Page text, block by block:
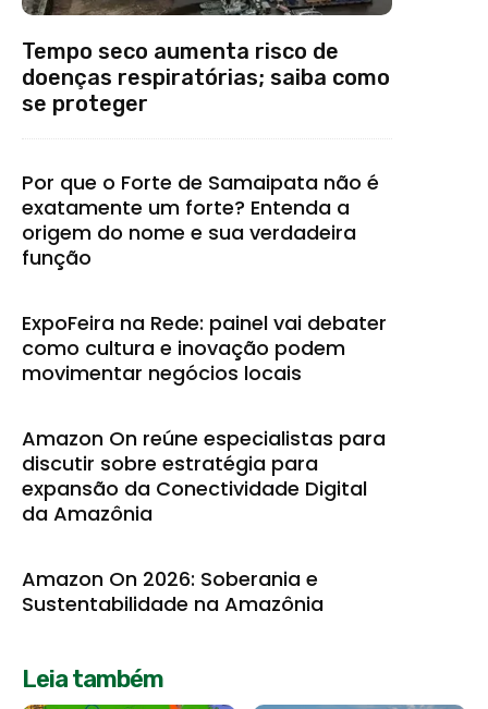
Tempo seco aumenta risco de
doenças respiratórias; saiba como
se proteger
Por que o Forte de Samaipata não é
exatamente um forte? Entenda a
origem do nome e sua verdadeira
função
ExpoFeira na Rede: painel vai debater
como cultura e inovação podem
movimentar negócios locais
Amazon On reúne especialistas para
discutir sobre estratégia para
expansão da Conectividade Digital
da Amazônia
Amazon On 2026: Soberania e
Sustentabilidade na Amazônia
Leia também